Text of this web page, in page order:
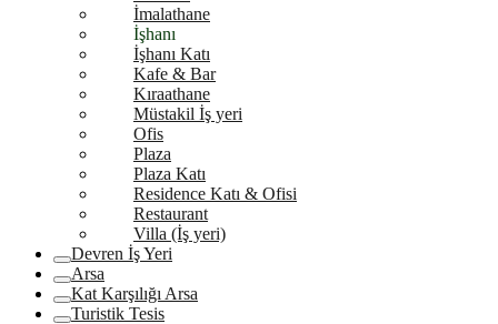
İmalathane
İşhanı
İşhanı Katı
Kafe & Bar
Kıraathane
Müstakil İş yeri
Ofis
Plaza
Plaza Katı
Residence Katı & Ofisi
Restaurant
Villa (İş yeri)
Devren İş Yeri
Arsa
Kat Karşılığı Arsa
Turistik Tesis